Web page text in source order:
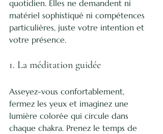
quotidien. Elles ne demandent ni
matériel sophistiqué ni compétences
particulières, juste votre intention et
votre présence.
1. La méditation guidée
Asseyez-vous confortablement,
fermez les yeux et imaginez une
lumière colorée qui circule dans
chaque chakra. Prenez le temps de